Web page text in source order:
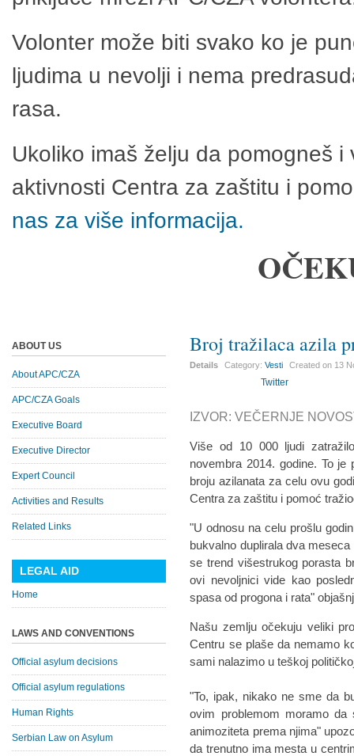
Volonter može biti svako ko je
ljudima u nevolji i nema
rasa.
Ukoliko imaš želju da pomogneš
aktivnosti Centra za zaštitu i
nas za više informacija.
Broj tražilaca azila
Details Category:Vesti Created on 13
Twitter
IZVOR: VEČERNJE
Više od 10 000 ljudi
novembra 2014. godine. To
broju azilanata za celu ovu
Centra za zaštitu i pomoć
"U odnosu na celu prošlu
bukvalno duplirala dva
se trend višestrukog porasta
ovi nevoljnici vide kao
spasa od progona i rata"
Našu zemlju očekuju veliki
Centru se plaše da nemamo
sami nalazimo u teškoj
"To, ipak, nikako ne sme da
ovim problemom moramo da
animoziteta prema njima"
da trenutno ima mesta u
ABOUT US
About APC/CZA
APC/CZA Goals
Executive Board
Executive Director
Expert Council
Activities and Results
Related Links
LEGAL AID
Home
LAWS AND CONVENTIONS
Official asylum decisions
Official asylum regulations
Human Rights
Serbian Law on Asylum